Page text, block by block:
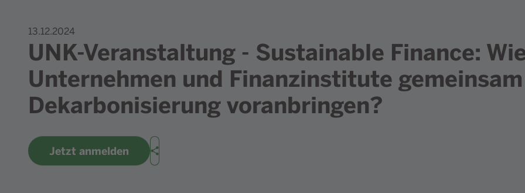
13.12.2024
UNK-Veranstaltung - Sustainable Finance:
Unternehmen und Finanzinstitute
Dekarbonisierung voranbringen?
Jetzt anmelden
Teilen